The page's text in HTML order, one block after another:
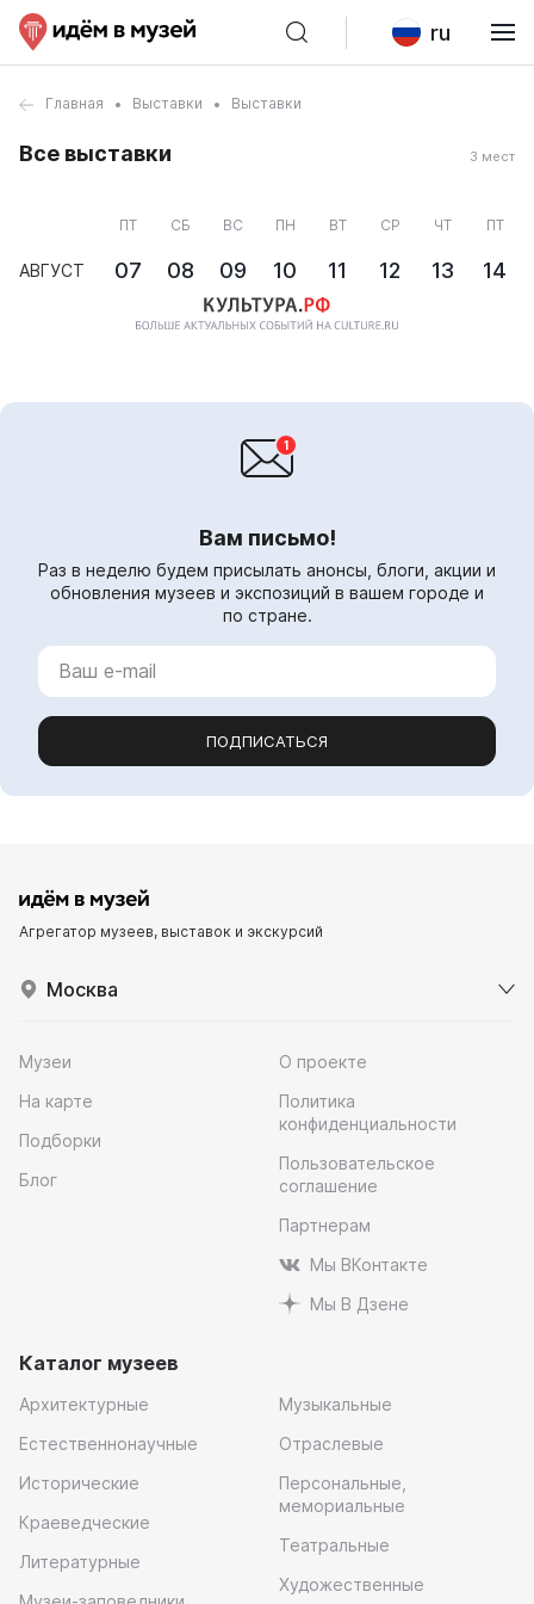
ru
Главная Выставки Выставки
Все выставки 3 мест
АВГУСТ
ПТ
07
СБ
08
ВС
09
ПН
10
ВТ
11
СР
12
ЧТ
13
ПТ
14
Вам письмо!
Раз в неделю будем присылать анонсы, блоги, акции и
обновления музеев и экспозиций в вашем городе и
по стране.
ПОДПИСАТЬСЯ
Агрегатор музеев, выставок и экскурсий
Москва
Музеи
На карте
Подборки
Блог
О проекте
Политика
конфиденциальности
Пользовательское
соглашение
Партнерам
Мы ВКонтакте
Мы В Дзене
Каталог музеев
Архитектурные
Естественнонаучные
Исторические
Краеведческие
Литературные
Музыкальные
Отраслевые
Персональные,
мемориальные
Театральные
Художественные